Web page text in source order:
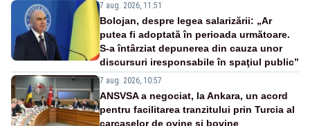
7 aug. 2026, 11:51
Bolojan, despre legea salarizării: „Ar
putea fi adoptată în perioada următoare.
S-a întârziat depunerea din cauza unor
discursuri iresponsabile în spaţiul public”
7 aug. 2026, 10:57
ANSVSA a negociat, la Ankara, un acord
pentru facilitarea tranzitului prin Turcia al
carcaselor de ovine și bovine